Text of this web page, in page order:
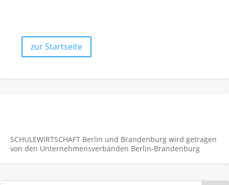
zur Startseite
SCHULEWIRTSCHAFT Berlin und Brandenburg wird getragen
von den Unternehmens­verbänden Berlin-Brandenburg